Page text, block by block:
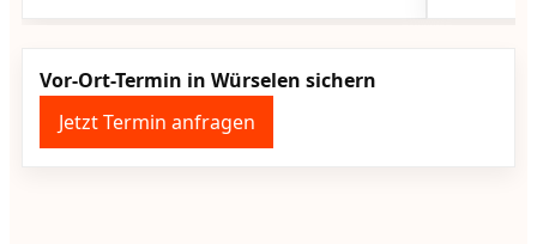
Vor-Ort-Termin in Würselen sichern
Jetzt Termin anfragen